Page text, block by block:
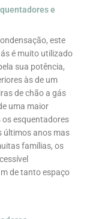
e
este
é muito utilizado
sua potência,
às de um
de chão a gás
uma maior
os esquentadores
últimos anos mas
famílias, os
de tanto espaço